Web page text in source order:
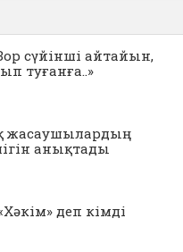
сүйінші айтайын,
туғанға..»
жасаушылардың
анықтады
деп кімді